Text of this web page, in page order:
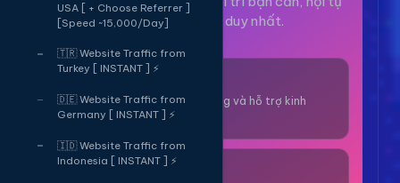
USA [ + Choose Referrer ]
[Speed ~15,000/Day]
🇹🇷 Website Traffic from
Turkey [ INSTANT ] ⚡
🇩🇪 Website Traffic from
Germany [ INSTANT ] ⚡
🇮🇩 Website Traffic from
Indonesia [ INSTANT ] ⚡
tại một nền tảng duy nhất.
1000+ Dịch Vụ
Công cụ tăng trưởng và hỗ trợ kinh
doanh online.
Thuê OTP SĐT